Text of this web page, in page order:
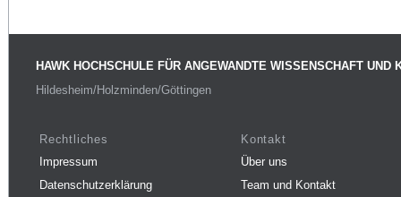
HAWK HOCHSCHULE FÜR ANGEWANDTE WISSENSCHAFT UND
Hildesheim/Holzminden/Göttingen
Rechtliches
Impressum
Datenschutzerklärung
Kontakt
Über uns
Team und Kontakt